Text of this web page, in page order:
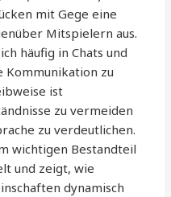
mit Gege eine
Mitspielern aus.
häufig in Chats und
Kommunikation zu
ist
zu vermeiden
zu verdeutlichen.
wichtigen Bestandteil
und zeigt, wie
dynamisch